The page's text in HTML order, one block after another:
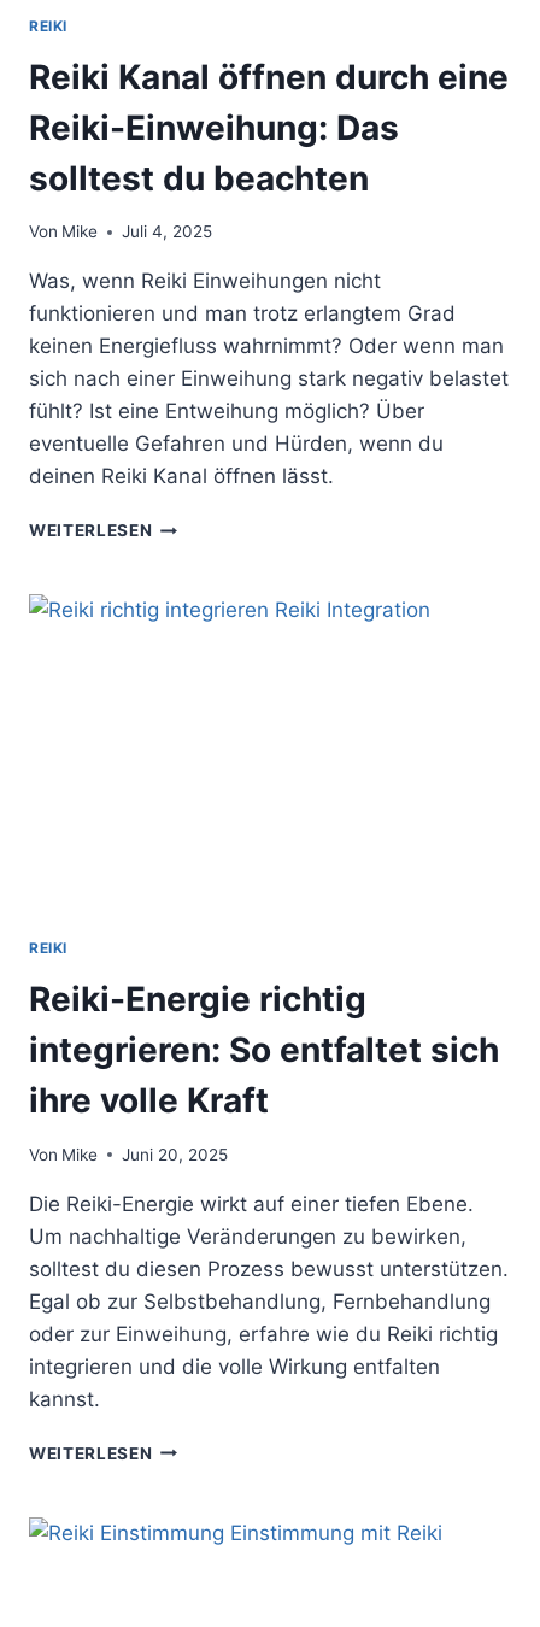
REIKI
Reiki Kanal öffnen durch eine
Reiki-Einweihung: Das
solltest du beachten
Von Mike Juli 4, 2025
Was, wenn Reiki Einweihungen nicht
funktionieren und man trotz erlangtem Grad
keinen Energiefluss wahrnimmt? Oder wenn man
sich nach einer Einweihung stark negativ belastet
fühlt? Ist eine Entweihung möglich? Über
eventuelle Gefahren und Hürden, wenn du
deinen Reiki Kanal öffnen lässt.
WEITERLESEN REIKI
DURCH
EINE
REIKI
Reiki-Energie richtig
integrieren: So entfaltet sich
ihre volle Kraft
Von Mike Juni 20, 2025
Die Reiki-Energie wirkt auf einer tiefen Ebene.
Um nachhaltige Veränderungen zu bewirken,
solltest du diesen Prozess bewusst unterstützen.
Egal ob zur Selbstbehandlung, Fernbehandlung
oder zur Einweihung, erfahre wie du Reiki richtig
integrieren und die volle Wirkung entfalten
kannst.
WEITERLESEN REIKI-
INTEGRIEREN: